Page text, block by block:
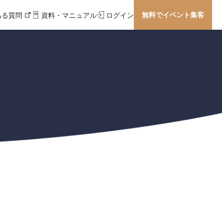
質問 資料・マニュアル ログイン 無料でイベント集客